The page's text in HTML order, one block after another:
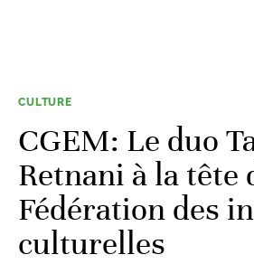
CULTURE
CGEM: Le duo
Retnani à la tête
Fédération des
culturelles